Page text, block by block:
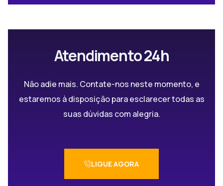
Atendimento 24h
Não adie mais. Contate-nos neste momento, e
estaremos à disposição para esclarecer todas as
suas dúvidas com alegria.
LIGUE AGORA